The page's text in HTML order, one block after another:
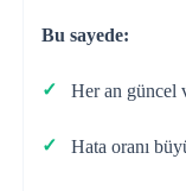
Bu sayede:
Her an güncel
Hata oranı